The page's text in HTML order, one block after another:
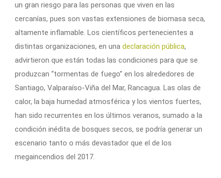
un gran riesgo para las personas que viven en las
cercanías, pues son vastas extensiones de biomasa seca,
altamente inflamable. Los científicos pertenecientes a
distintas organizaciones, en una declaración pública,
advirtieron que están todas las condiciones para que se
produzcan “tormentas de fuego” en los alrededores de
Santiago, Valparaíso-Viña del Mar, Rancagua. Las olas de
calor, la baja humedad atmosférica y los vientos fuertes,
han sido recurrentes en los últimos veranos, sumado a la
condición inédita de bosques secos, se podría generar un
escenario tanto o más devastador que el de los
megaincendios del 2017.